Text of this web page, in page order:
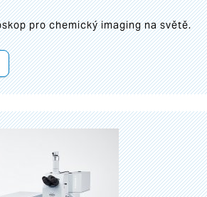
pro chemický imaging na světě.